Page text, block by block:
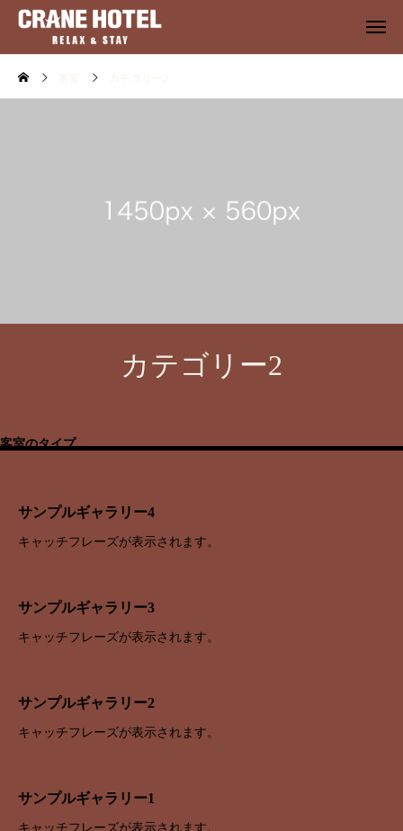
カテゴリー2
客室のタイプ
サンプルギャラリー4
キャッチフレーズが表示されます。
サンプルギャラリー3
キャッチフレーズが表示されます。
サンプルギャラリー2
キャッチフレーズが表示されます。
サンプルギャラリー1
キャッチフレーズが表示されます。